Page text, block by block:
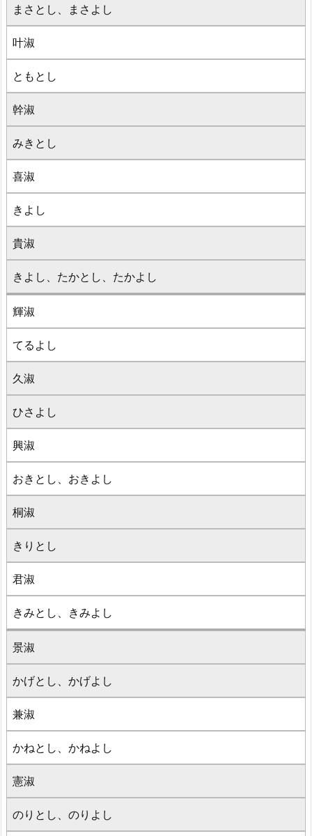
まさとし、まさよし
叶淑
ともとし
幹淑
みきとし
喜淑
きよし
貴淑
きよし、たかとし、たかよし
輝淑
てるよし
久淑
ひさよし
興淑
おきとし、おきよし
桐淑
きりとし
君淑
きみとし、きみよし
景淑
かげとし、かげよし
兼淑
かねとし、かねよし
憲淑
のりとし、のりよし